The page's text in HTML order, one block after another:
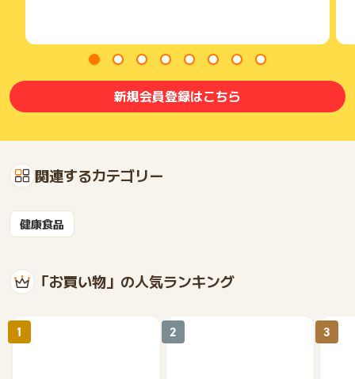
新規会員登録はこちら
関連するカテゴリー
健康食品
「お買い物」の人気ランキング
1 2 3